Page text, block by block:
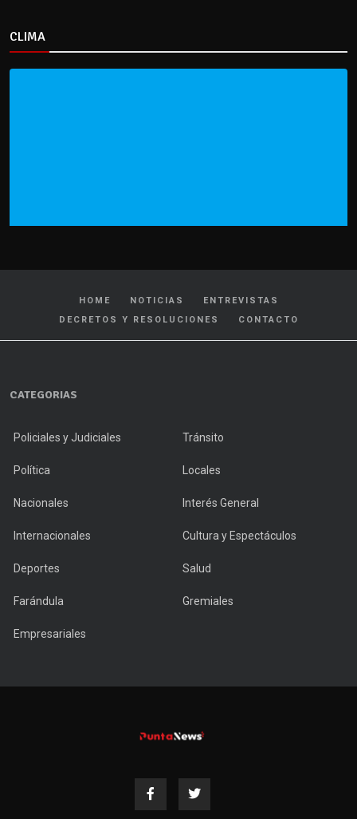
CLIMA
HOME NOTICIAS
ENTREVISTAS
DECRETOS Y RESOLUCIONES
CONTACTO
CATEGORIAS
Policiales y Judiciales Tránsito
Política Locales
Nacionales Interés General
Internacionales Cultura y Espectáculos
Deportes Salud
Farándula Gremiales
Empresariales